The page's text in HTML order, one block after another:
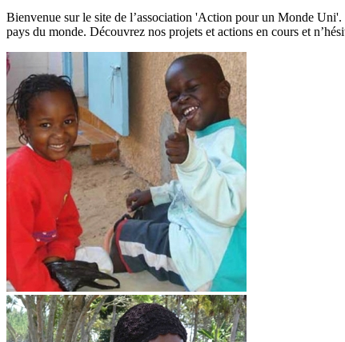
Bienvenue sur le site de l’association 'Action pour un Monde
pays du monde. Découvrez nos projets et actions en cours et